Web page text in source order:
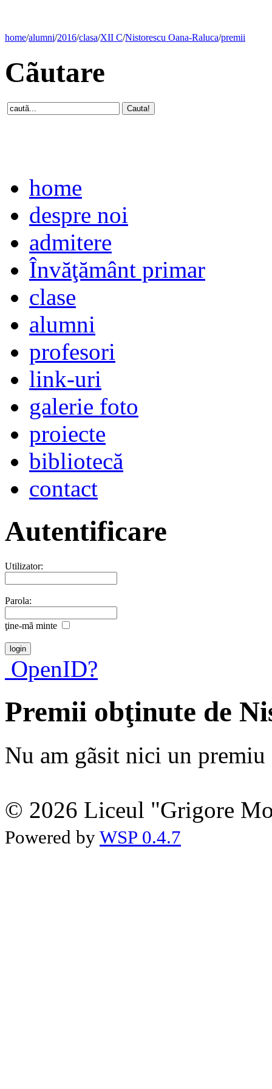
home/alumni/2016/clasa/XII C/Nistorescu Oana-Raluca/premii
Cãutare
home
despre noi
admitere
Învăţământ primar
clase
alumni
profesori
link-uri
galerie foto
proiecte
bibliotecă
contact
Autentificare
Utilizator:
Parola:
ţine-mã minte
OpenID?
Premii obţinute de
Nu am gãsit nici un premiu
© 2026 Liceul "Grigore
Powered by WSP 0.4.7